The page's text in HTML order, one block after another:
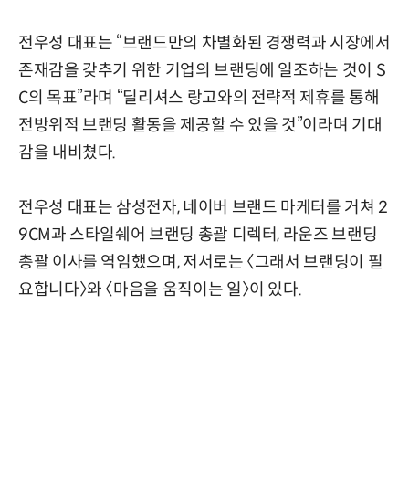
전우성 대표는 “브랜드만의 차별화된 경쟁력과 시장에서
존재감을 갖추기 위한 기업의 브랜딩에 일조하는 것이 S
C의 목표”라며 “딜리셔스 랑고와의 전략적 제휴를 통해
전방위적 브랜딩 활동을 제공할 수 있을 것”이라며 기대
감을 내비쳤다.
전우성 대표는 삼성전자, 네이버 브랜드 마케터를 거쳐 2
9CM과 스타일쉐어 브랜딩 총괄 디렉터, 라운즈 브랜딩
총괄 이사를 역임했으며, 저서로는 〈그래서 브랜딩이 필
요합니다〉와 〈마음을 움직이는 일〉이 있다.